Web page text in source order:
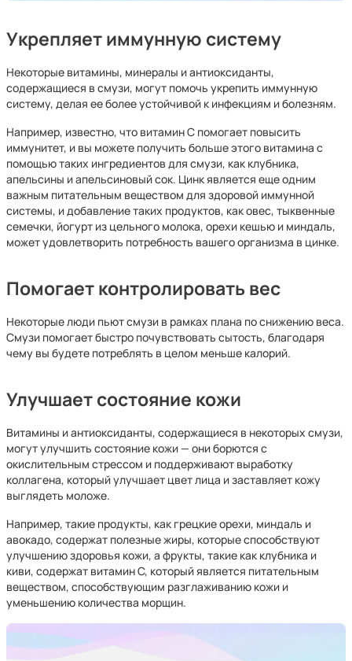
Укрепляет иммунную систему
Некоторые витамины, минералы и антиоксиданты,
содержащиеся в смузи, могут помочь укрепить иммунную
систему, делая ее более устойчивой к инфекциям и болезням.
Например, известно, что витамин С помогает повысить
иммунитет, и вы можете получить больше этого витамина с
помощью таких ингредиентов для смузи, как клубника,
апельсины и апельсиновый сок. Цинк является еще одним
важным питательным веществом для здоровой иммунной
системы, и добавление таких продуктов, как овес, тыквенные
семечки, йогурт из цельного молока, орехи кешью и миндаль,
может удовлетворить потребность вашего организма в цинке.
Помогает контролировать вес
Некоторые люди пьют смузи в рамках плана по снижению веса.
Смузи помогает быстро почувствовать сытость, благодаря
чему вы будете потреблять в целом меньше калорий.
Улучшает состояние кожи
Витамины и антиоксиданты, содержащиеся в некоторых смузи,
могут улучшить состояние кожи — они борются с
окислительным стрессом и поддерживают выработку
коллагена, который улучшает цвет лица и заставляет кожу
выглядеть моложе.
Например, такие продукты, как грецкие орехи, миндаль и
авокадо, содержат полезные жиры, которые способствуют
улучшению здоровья кожи, а фрукты, такие как клубника и
киви, содержат витамин С, который является питательным
веществом, способствующим разглаживанию кожи и
уменьшению количества морщин.